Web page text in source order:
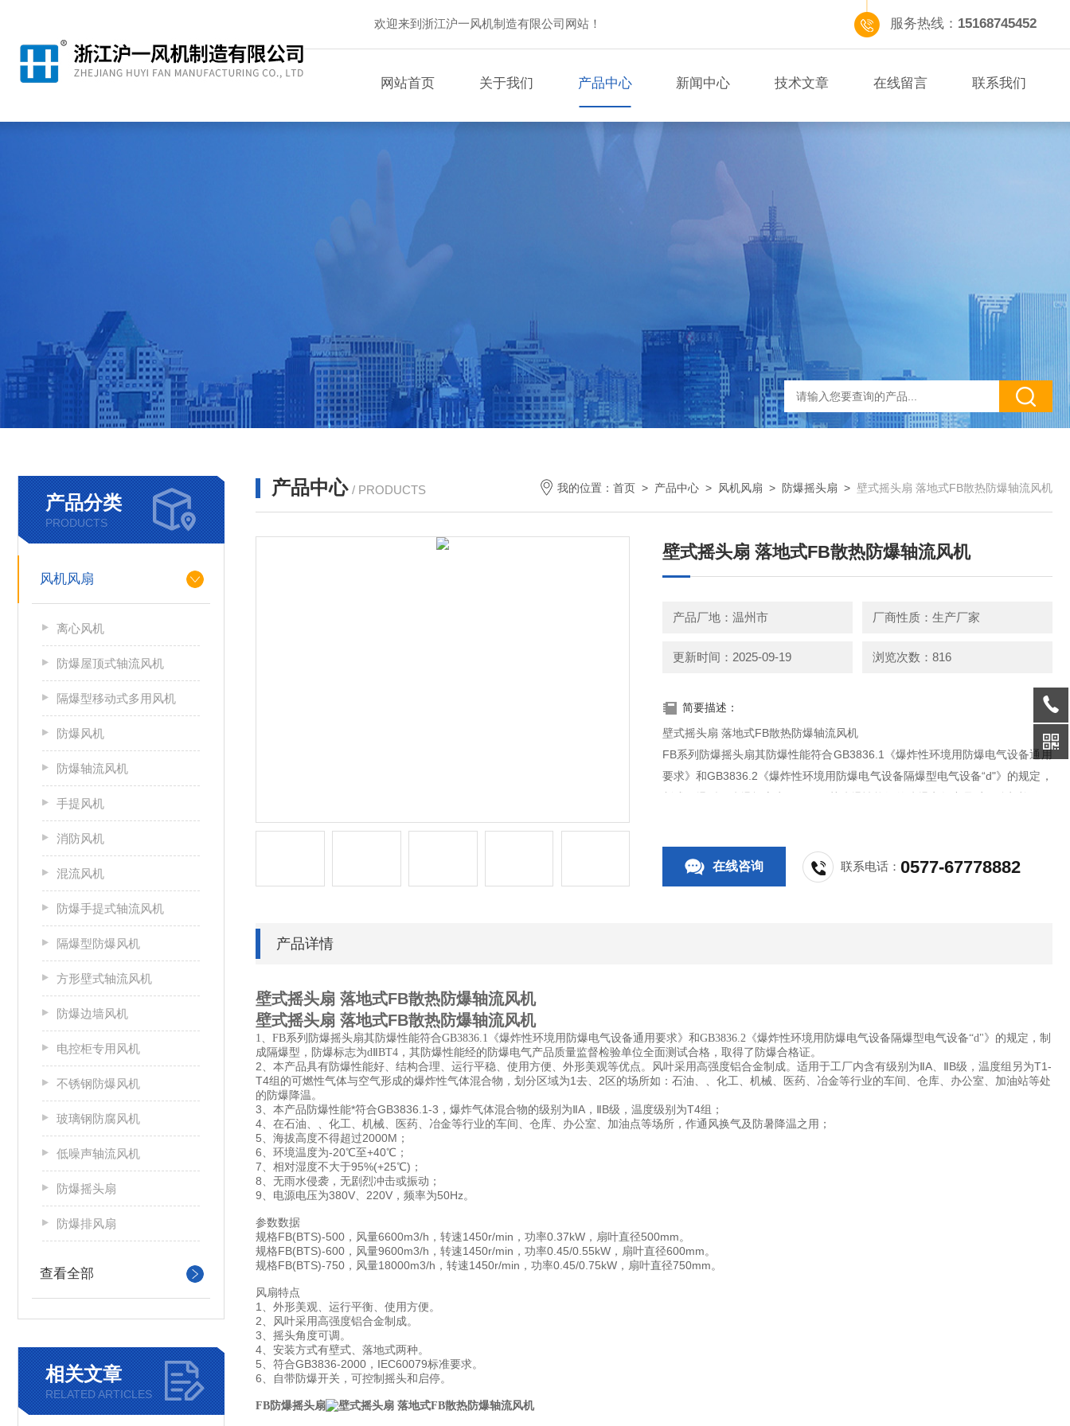
欢迎来到浙江沪一风机制造有限公司网站！ 服务热线： 15168745452
网站首页 关于我们 产品中心 新闻中心 技术文章 在线留言 联系我们
产品分类
PRODUCTS
风机风扇
离心风机
防爆屋顶式轴流风机
隔爆型移动式多用风机
防爆风机
防爆轴流风机
手提风机
消防风机
混流风机
防爆手提式轴流风机
隔爆型防爆风机
方形壁式轴流风机
防爆边墙风机
电控柜专用风机
不锈钢防爆风机
玻璃钢防腐风机
低噪声轴流风机
防爆摇头扇
防爆排风扇
查看全部
相关文章
RELATED ARTICLES
产品中心 / PRODUCTS 我的位置： 首页 > 产品中心 > 风机风扇 > 防爆摇头扇 > 壁式摇头扇 落地式FB散热防爆轴流风机
壁式摇头扇 落地式FB散热防爆轴流风机
产品厂地：温州市 厂商性质：生产厂家
更新时间：2025-09-19 浏览次数：816
简要描述：
壁式摇头扇 落地式FB散热防爆轴流风机
FB系列防爆摇头扇其防爆性能符合GB3836.1《爆炸性环境用防爆电气设备通用
要求》和GB3836.2《爆炸性环境用防爆电气设备隔爆型电气设备“d"》的规定，
制成隔爆型，防爆标志为dⅡBT4，其防爆性能经的防爆电气产品质量监督检验单
在线咨询 联系电话：0577-67778882
产品详情
壁式摇头扇 落地式FB散热防爆轴流风机
壁式摇头扇 落地式FB散热防爆轴流风机
1、FB系列防爆摇头扇其防爆性能符合GB3836.1《爆炸性环境用防爆电气设备通用要求》和GB3836.2《爆炸性环境用防爆电气设备隔爆型电气设备“d"》的规定，制
成隔爆型，防爆标志为dⅡBT4，其防爆性能经的防爆电气产品质量监督检验单位全面测试合格，取得了防爆合格证。
2、本产品具有防爆性能好、结构合理、运行平稳、使用方便、外形美观等优点。风叶采用高强度铝合金制成。适用于工厂内含有级别为ⅡA、ⅡB级，温度组另为T1-
T4组的可燃性气体与空气形成的爆炸性气体混合物，划分区域为1去、2区的场所如：石油、、化工、机械、医药、冶金等行业的车间、仓库、办公室、加油站等处
的防爆降温。
3、本产品防爆性能*符合GB3836.1-3，爆炸气体混合物的级别为ⅡA，ⅡB级，温度级别为T4组；
4、在石油、、化工、机械、医药、冶金等行业的车间、仓库、办公室、加油点等场所，作通风换气及防暑降温之用；
5、海拔高度不得超过2000M；
6、环境温度为-20℃至+40℃；
7、相对湿度不大于95%(+25℃)；
8、无雨水侵袭，无剧烈冲击或振动；
9、电源电压为380V、220V，频率为50Hz。
参数数据
规格FB(BTS)-500，风量6600m3/h，转速1450r/min，功率0.37kW，扇叶直径500mm。
规格FB(BTS)-600，风量9600m3/h，转速1450r/min，功率0.45/0.55kW，扇叶直径600mm。
规格FB(BTS)-750，风量18000m3/h，转速1450r/min，功率0.45/0.75kW，扇叶直径750mm。
风扇特点
1、外形美观、运行平衡、使用方便。
2、风叶采用高强度铝合金制成。
3、摇头角度可调。
4、安装方式有壁式、落地式两种。
5、符合GB3836-2000，IEC60079标准要求。
6、自带防爆开关，可控制摇头和启停。
FB防爆摇头扇